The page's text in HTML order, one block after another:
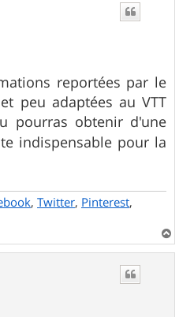
reportées par le
peu adaptées au VTT
pourras obtenir d'une
indispensable pour la
, Twitter, Pinterest,
a